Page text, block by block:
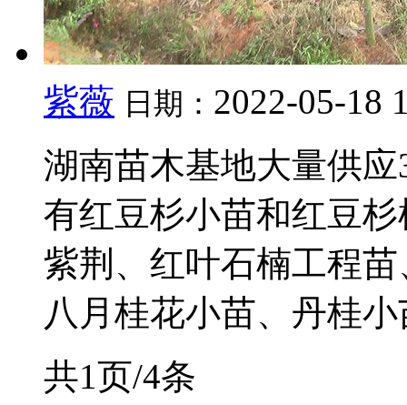
紫薇 日期： 2022-05-18
湖南苗木基地大量供
有红豆杉小苗和红豆
紫荆、红叶石楠工程
八月桂花小苗、丹桂小
共1页/4条